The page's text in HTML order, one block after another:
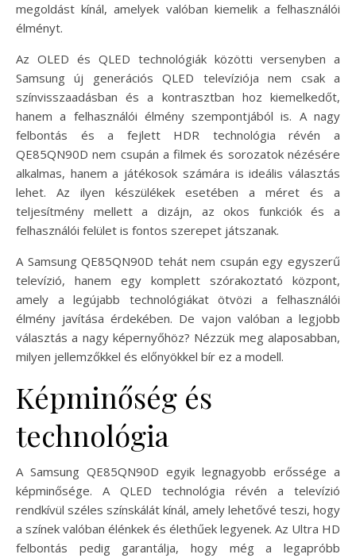
megoldást kínál, amelyek valóban kiemelik a felhasználói
élményt.
Az OLED és QLED technológiák közötti versenyben a
Samsung új generációs QLED televíziója nem csak a
színvisszaadásban és a kontrasztban hoz kiemelkedőt,
hanem a felhasználói élmény szempontjából is. A nagy
felbontás és a fejlett HDR technológia révén a
QE85QN90D nem csupán a filmek és sorozatok nézésére
alkalmas, hanem a játékosok számára is ideális választás
lehet. Az ilyen készülékek esetében a méret és a
teljesítmény mellett a dizájn, az okos funkciók és a
felhasználói felület is fontos szerepet játszanak.
A Samsung QE85QN90D tehát nem csupán egy egyszerű
televízió, hanem egy komplett szórakoztató központ,
amely a legújabb technológiákat ötvözi a felhasználói
élmény javítása érdekében. De vajon valóban a legjobb
választás a nagy képernyőhöz? Nézzük meg alaposabban,
milyen jellemzőkkel és előnyökkel bír ez a modell.
Képminőség és
technológia
A Samsung QE85QN90D egyik legnagyobb erőssége a
képminősége. A QLED technológia révén a televízió
rendkívül széles színskálát kínál, amely lehetővé teszi, hogy
a színek valóban élénkek és élethűek legyenek. Az Ultra HD
felbontás pedig garantálja, hogy még a legapróbb